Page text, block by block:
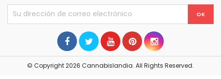
© Copyright 2026 Cannabislandia. All Rights Reserved.